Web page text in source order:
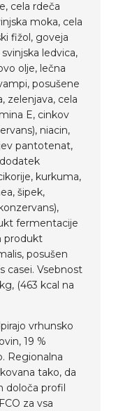
cela rdeča
moka, cela
fižol, goveja
ledvica,
olje, lečna
posušene
zelenjava, cela
E, cinkov
niacin,
pantotenat,
kurkuma,
šipek,
fermentacije
produkt
posušen
casei. Vsebnost
(463 kcal na
vrhunsko
19 %
Regionalna
tako, da
določa profil
za vsa